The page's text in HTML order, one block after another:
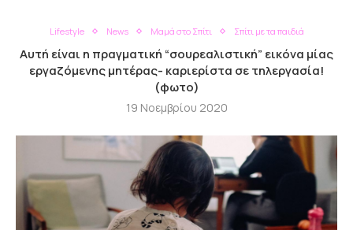
Lifestyle News Μαμά στο Σπίτι Σπίτι με τα παιδιά
Αυτή είναι η πραγματική “σουρεαλιστική” εικόνα μίας
εργαζόμενης μητέρας- καριερίστα σε τηλεργασία!
(φωτο)
19 Νοεμβρίου 2020